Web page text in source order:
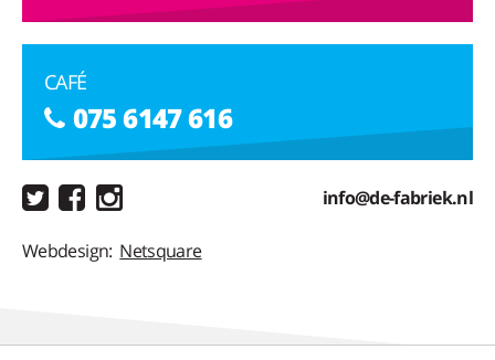
CAFÉ
075 6147 616
info@de-fabriek.nl
Webdesign: Netsquare